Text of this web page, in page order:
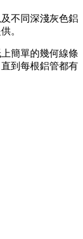
不同深淺灰色鋁
。
簡單的幾何線條
到每根鋁管都有